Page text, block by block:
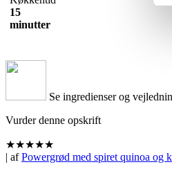
15
minutter
Se ingredienser og
Vurder denne opskrift
★★★★★
| afPowergrød med spiret quinoa og